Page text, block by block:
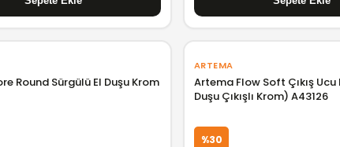
Round Sürgülü El Duşu Krom
ARTEMA
Artema Flow Soft Çıkış Ucu
Duşu Çıkışlı Krom) A43126
%30